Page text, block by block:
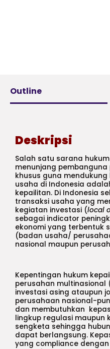
Outline
Deskripsi
Salah satu sarana
menunjang
khusus guna
usaha di Indonesia
kepailitan. Di Indonesia
transaksi usaha yang
kegiatan investasi (local
sebagai indicator
ekonomi yang terbentuk
(badan usaha/
nasional maupun
Kepentingan hukum
perusahan
investasi asing ataupun
perusahaan nasional-
dan membutuhkan
lingkup regulasi maupun
sengketa sehingga
dapat berlangsung.
yang compliance